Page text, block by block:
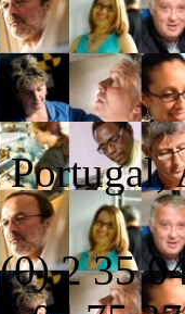
2 35